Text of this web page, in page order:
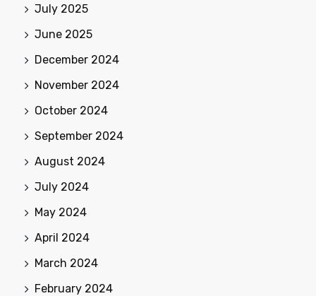
July 2025
June 2025
December 2024
November 2024
October 2024
September 2024
August 2024
July 2024
May 2024
April 2024
March 2024
February 2024